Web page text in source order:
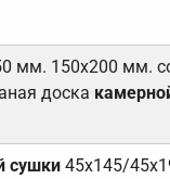
мм. 150х200 мм.
доска
сушки 45х145/